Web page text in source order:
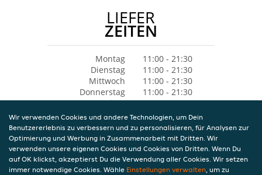
LIEFER
ZEITEN
Montag
11:00 - 21:30
Dienstag
11:00 - 21:30
Mittwoch
11:00 - 21:30
Donnerstag
11:00 - 21:30
Freitag
11:00 - 21:30
Samstag
Geschlossen
Sonntag
12:00 - 21:30
Wir verwenden Cookies und andere Technologien, um Dein
Benutzererlebnis zu verbessern und zu personalisieren, für Analysen zur
Optimierung und Werbung in Zusammenarbeit mit Dritten. Wir
verwenden unsere eigenen Cookies und Cookies von Dritten. Wenn Du
auf OK klickst, akzeptierst Du die Verwendung aller Cookies. Wir setzen
immer notwendige Cookies. Wähle Einstellungen verwalten, um zu